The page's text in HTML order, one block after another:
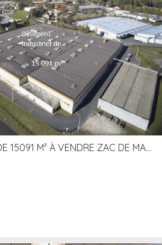
BÂTIMENT INDUSTRIEL DE 15091 M² À VENDRE ZAC DE MADRAZÈS À SARLAT (24)